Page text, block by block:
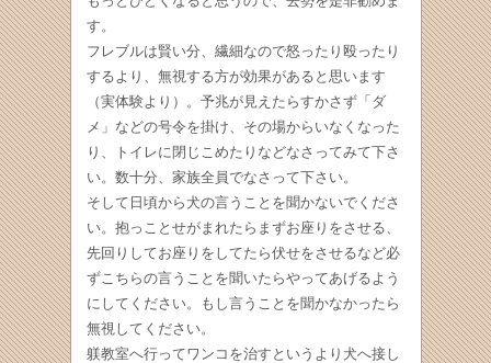
す。
フレブルは賢い分、繊細なので怒ったり殴ったり
するより、無視する方が効果があると思います
（実体験より）。予兆が見えたらすかさず「ダ
メ」などの号令を掛け、その場からいなくなった
り、トイレに閉じこめたりなどなさってみて下さ
い。数十分、家族全員でなさって下さい。
そして日頃から犬の言うことを聞かないでくださ
い。抱っことせがまれたらまずお座りをさせる、
先回りしてお座りをしてたら伏せをさせるなど必
ずこちらの言うことを聞いたらやってあげるよう
にしてください。もし言うことを聞かなかったら
無視してください。
躾教室へ行ってワンコを治すというより犬へ接し